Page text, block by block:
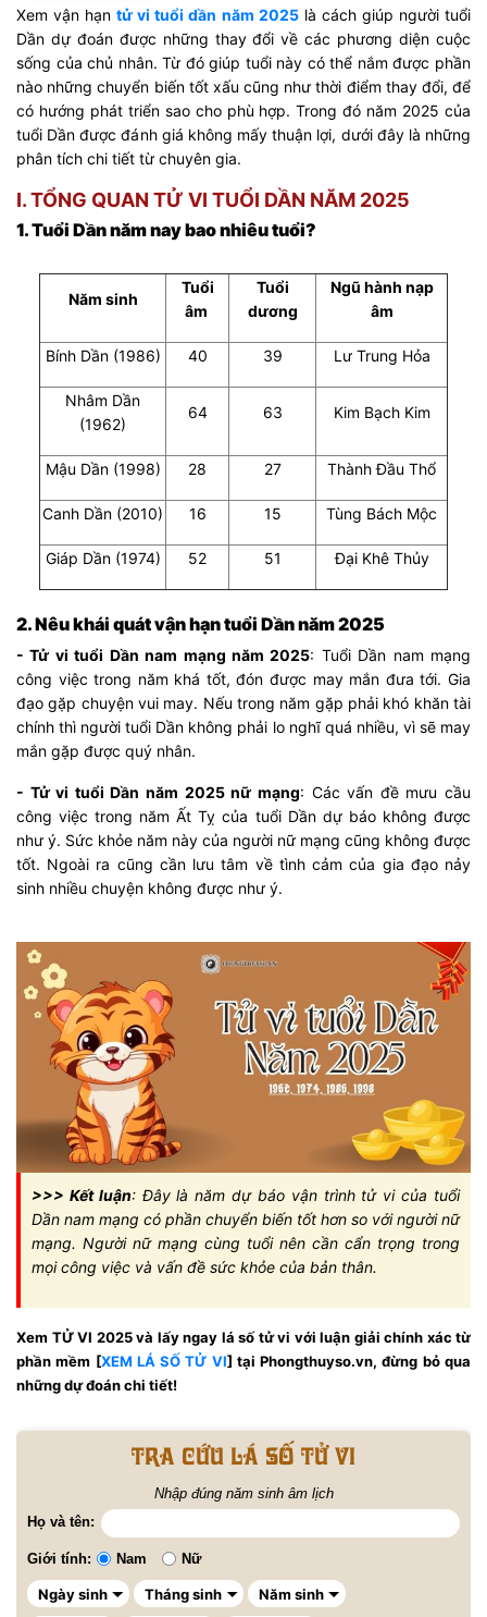
Xem vận hạntử vi tuổi dần năm 2025là cách giúp người tuổi
Dần dự đoán được những thay đổi về các phương diện cuộc
sống của chủ nhân. Từ đó giúp tuổi này có thể nắm được phần
nào những chuyển biến tốt xấu cũng như thời điểm thay đổi, để
có hướng phát triển sao cho phù hợp. Trong đó năm 2025 của
tuổi Dần được đánh giá không mấy thuận lợi, dưới đây là những
phân tích chi tiết từ chuyên gia.
I. TỔNG QUAN TỬ VI TUỔI DẦN NĂM 2025
1. Tuổi Dần năm nay bao nhiêu tuổi?
Năm sinh
Tuổi
âm
Tuổi
dương
Ngũ hành nạp
âm
Bính Dần (1986) 40 39 Lư Trung Hỏa
Nhâm Dần
(1962)
64 63 Kim Bạch Kim
Mậu Dần (1998) 28 27 Thành Đầu Thổ
Canh Dần (2010) 16 15 Tùng Bách Mộc
Giáp Dần (1974) 52 51 Đại Khê Thủy
2. Nêu khái quát vận hạn tuổi Dần năm 2025
- Tử vi tuổi Dần nam mạng năm 2025: Tuổi Dần nam mạng
công việc trong năm khá tốt, đón được may mắn đưa tới. Gia
đạo gặp chuyện vui may. Nếu trong năm gặp phải khó khăn tài
chính thì người tuổi Dần không phải lo nghĩ quá nhiều, vì sẽ may
mắn gặp được quý nhân.
- Tử vi tuổi Dần năm 2025 nữ mạng: Các vấn đề mưu cầu
công việc trong năm Ất Tỵ của tuổi Dần dự báo không được
như ý. Sức khỏe năm này của người nữ mạng cũng không được
tốt. Ngoài ra cũng cần lưu tâm về tình cảm của gia đạo nảy
sinh nhiều chuyện không được như ý.
>>> Kết luận: Đây là năm dự báo vận trình tử vi của tuổi
Dần nam mạng có phần chuyển biến tốt hơn so với người nữ
mạng. Người nữ mạng cùng tuổi nên cần cẩn trọng trong
mọi công việc và vấn đề sức khỏe của bản thân.
Xem TỬ VI 2025 và lấy ngay lá số tử vi với luận giải chính xác từ
phần mềm [XEM LÁ SỐ TỬ VI] tại Phongthuyso.vn, đừng bỏ qua
những dự đoán chi tiết!
Tra cứu lá số tử vi
Nhập đúng năm sinh âm lịch
Họ và tên:
Giới tính: Nam Nữ